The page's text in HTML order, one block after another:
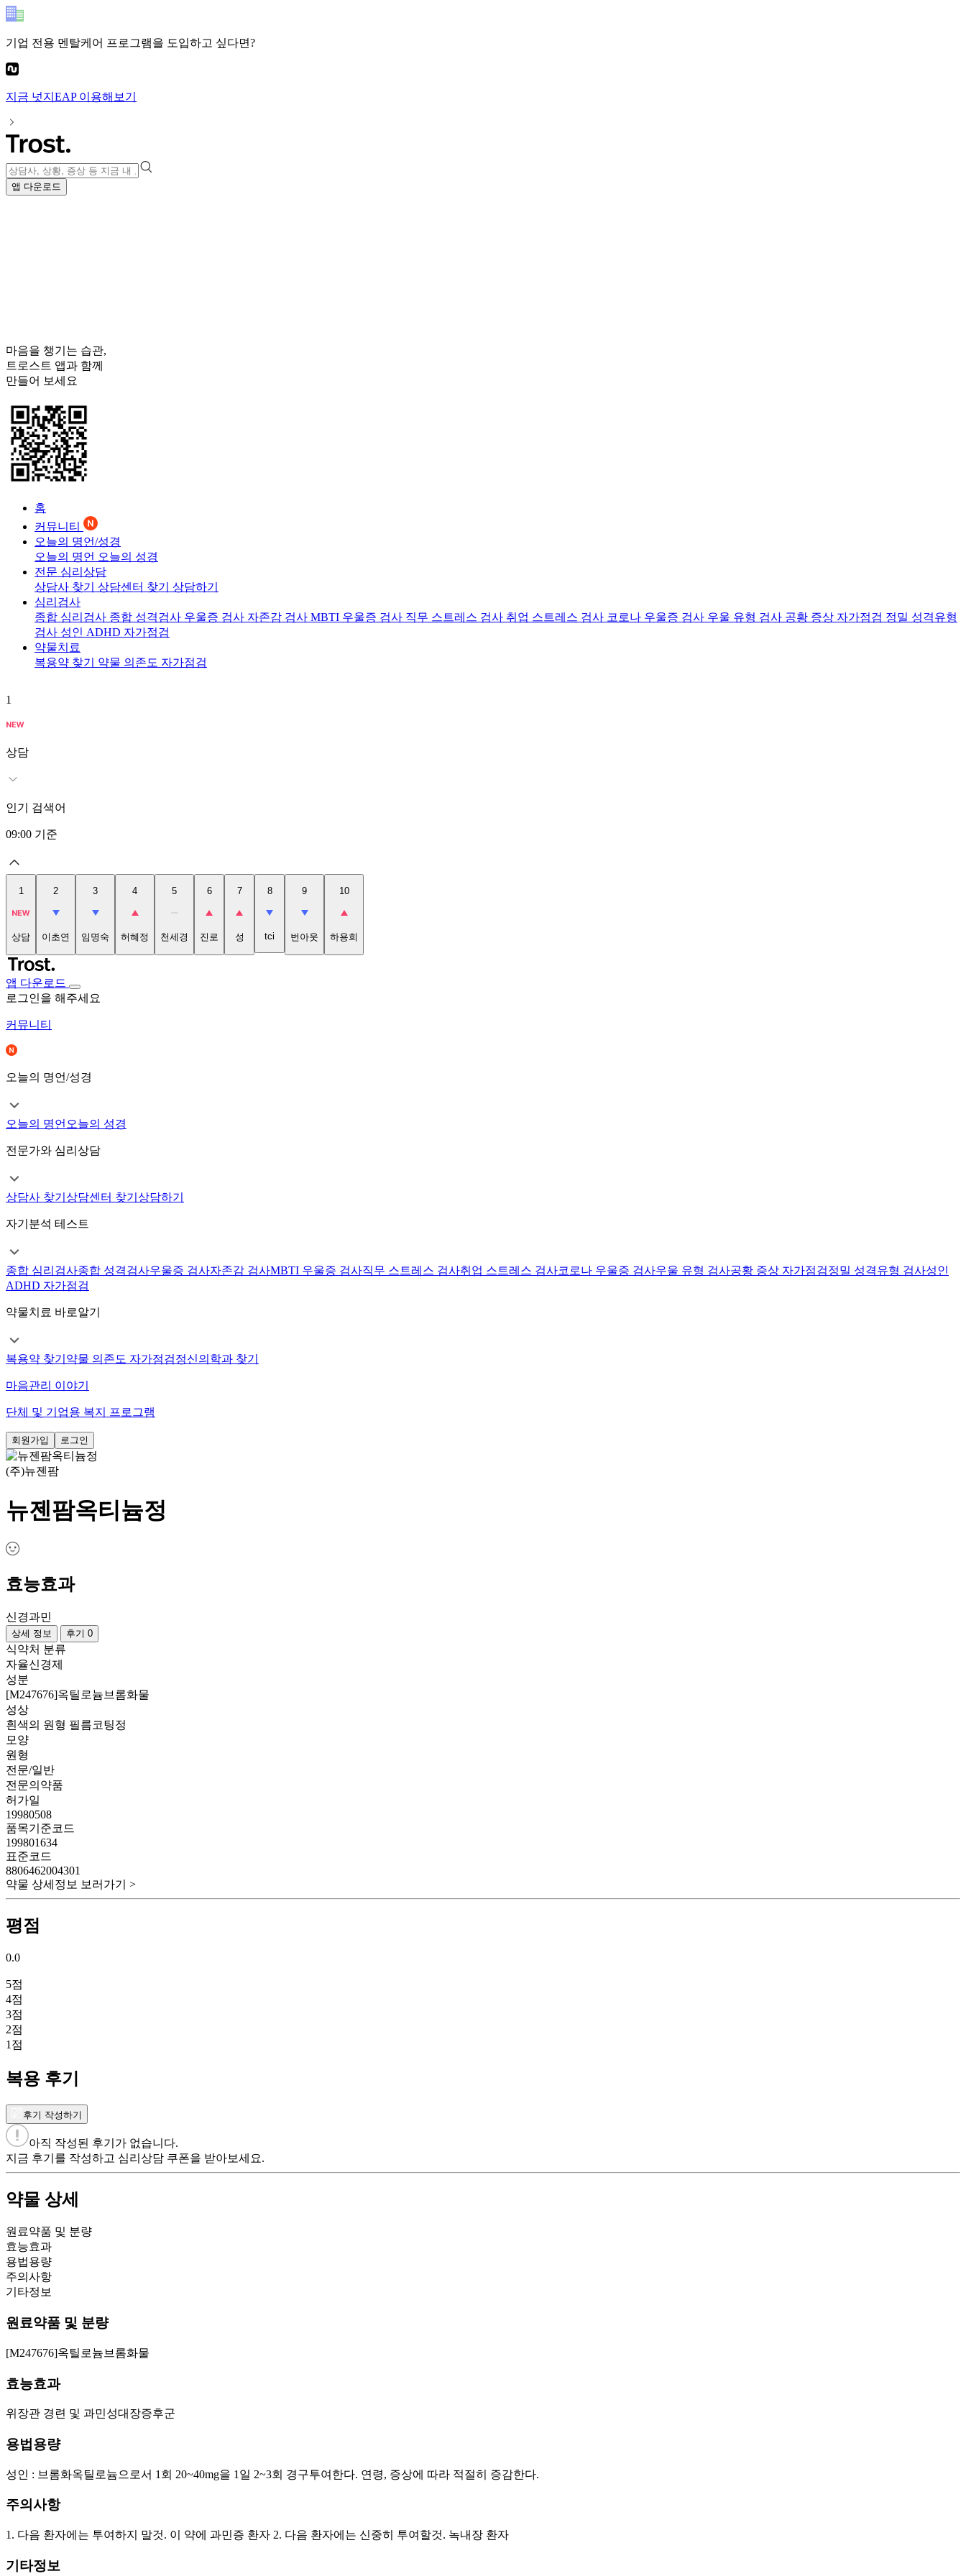
기업 전용 멘탈케어 프로그램을 도입하고 싶다면?
지금 넛지EAP이용해보기
앱 다운로드
마음을 챙기는 습관,
트로스트 앱과 함께
만들어 보세요
홈
커뮤니티
오늘의 명언/성경
오늘의 명언 오늘의 성경
전문 심리상담
상담사 찾기 상담센터 찾기 상담하기
심리검사
종합 심리검사 종합 성격검사 우울증 검사 자존감 검사 MBTI 우울증 검사 직무 스트레스 검사 취업 스트레스 검사 코로나 우울증 검사 우울 유형 검사 공황 증상 자가점검 정밀 성격유형
검사 성인 ADHD 자가점검
약물치료
복용약 찾기 약물 의존도 자가점검
1
상담
인기 검색어
09:00 기준
1
상담
2
이초연
3
임명숙
4
허혜정
5
천세경
6
진로
7
성
8
tci
9
번아웃
10
하용희
앱 다운로드
로그인을 해주세요
커뮤니티
오늘의 명언/성경
오늘의 명언 오늘의 성경
전문가와 심리상담
상담사 찾기 상담센터 찾기 상담하기
자기분석 테스트
종합 심리검사종합 성격검사우울증 검사자존감 검사MBTI 우울증 검사직무 스트레스 검사취업 스트레스 검사코로나 우울증 검사우울 유형 검사공황 증상 자가점검정밀 성격유형 검사성인
ADHD 자가점검
약물치료 바로알기
복용약 찾기 약물 의존도 자가점검정신의학과 찾기
마음관리 이야기
단체 및 기업용 복지 프로그램
회원가입 로그인
(주)뉴젠팜
뉴젠팜옥티늄정
효능효과
신경과민
상세 정보 후기 0
식약처 분류
자율신경제
성분
[M247676]옥틸로늄브롬화물
성상
흰색의 원형 필름코팅정
모양
원형
전문/일반
전문의약품
허가일
19980508
품목기준코드
199801634
표준코드
8806462004301
약물 상세정보 보러가기 >
평점
0.0
5점
4점
3점
2점
1 점
복용 후기
후기 작성하기
아직 작성된 후기가 없습니다.
지금 후기를 작성하고 심리상담 쿠폰을 받아보세요.
약물 상세
원료약품 및 분량
효능효과
용법용량
주의사항
기타정보
원료약품 및 분량
[M247676]옥틸로늄브롬화물
효능효과
위장관 경련 및 과민성대장증후군
용법용량
성인 : 브롬화옥틸로늄으로서 1회 20~40mg을 1일 2~3회 경구투여한다. 연령, 증상에 따라 적절히 증감한다.
주의사항
1. 다음 환자에는 투여하지 말것. 이 약에 과민증 환자 2. 다음 환자에는 신중히 투여할것. 녹내장 환자
기타정보